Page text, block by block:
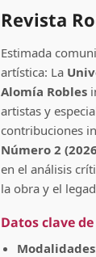
Revista
Estimada
artística: La
Alomía Robles
artistas y
contribuciones
Número 2
en el análisis
la obra y el
Datos clave